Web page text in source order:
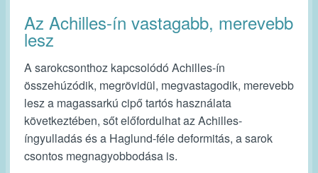
Az Achilles-ín vastagabb, merevebb
lesz
A sarokcsonthoz kapcsolódó Achilles-ín
összehúzódik, megrövidül, megvastagodik, merevebb
lesz a magassarkú cipő tartós használata
következtében, sőt előfordulhat az Achilles-
íngyulladás és a Haglund-féle deformitás, a sarok
csontos megnagyobbodása is.